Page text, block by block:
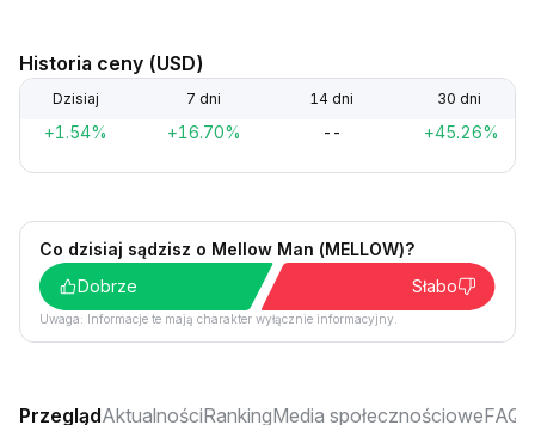
Historia ceny (USD)
Dzisiaj 7 dni 14 dni 30 dni
+1.54% +16.70% -- +45.26%
Co dzisiaj sądzisz o Mellow Man (MELLOW)?
Dobrze
Słabo
Uwaga: Informacje te mają charakter wyłącznie informacyjny.
PrzeglądAktualnościRankingMedia społecznościoweFAQ